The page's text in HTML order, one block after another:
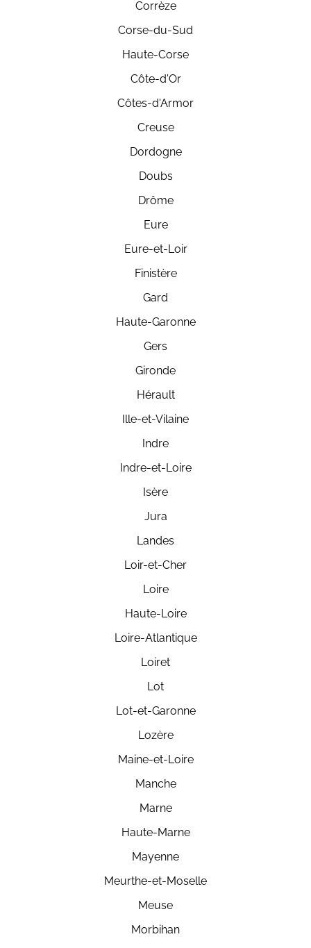
Corrèze
Corse-du-Sud
Haute-Corse
Côte-d'Or
Côtes-d'Armor
Creuse
Dordogne
Doubs
Drôme
Eure
Eure-et-Loir
Finistère
Gard
Haute-Garonne
Gers
Gironde
Hérault
Ille-et-Vilaine
Indre
Indre-et-Loire
Isère
Jura
Landes
Loir-et-Cher
Loire
Haute-Loire
Loire-Atlantique
Loiret
Lot
Lot-et-Garonne
Lozère
Maine-et-Loire
Manche
Marne
Haute-Marne
Mayenne
Meurthe-et-Moselle
Meuse
Morbihan